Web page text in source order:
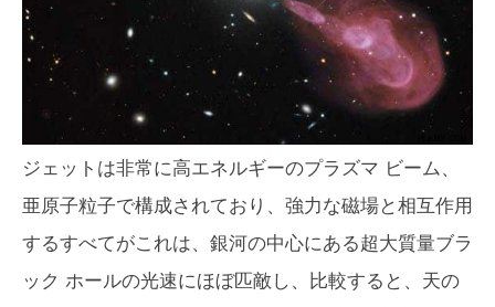
ジェットは非常に高エネルギーのプラズマ ビーム、
亜原子粒子で構成されており、強力な磁場と相互作用
するすべてがこれは、銀河の中心にある超大質量ブラ
ック ホールの光速にほぼ匹敵し、比較すると、天の